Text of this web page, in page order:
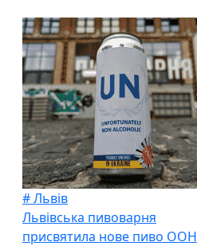
# Львів
Львівська пивоварня
присвятила нове пиво ООН